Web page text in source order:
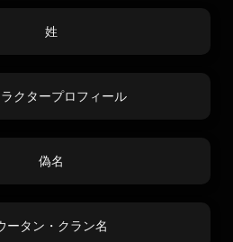
姓
クタープロフィール
偽名
ータン・クラン名